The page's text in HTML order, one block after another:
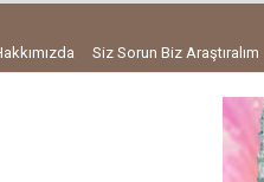
Siz Sorun Biz Araştıralım